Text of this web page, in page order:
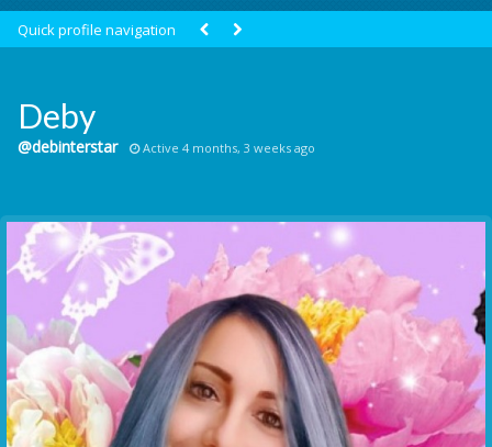
Groups
Communication Point
Cristal Temple
Meeting Point
The Yacht Club
Quick profile navigation
Deby
@debinterstar Active 4 months, 3 weeks ago